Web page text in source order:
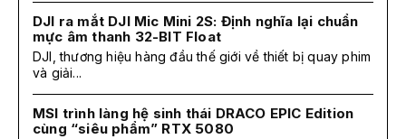
DJI ra mắt DJI Mic Mini 2S: Định nghĩa lại chuẩn
mực âm thanh 32-BIT Float
DJI, thương hiệu hàng đầu thế giới về thiết bị quay phim
và giải...
MSI trình làng hệ sinh thái DRACO EPIC Edition
cùng “siêu phẩm” RTX 5080